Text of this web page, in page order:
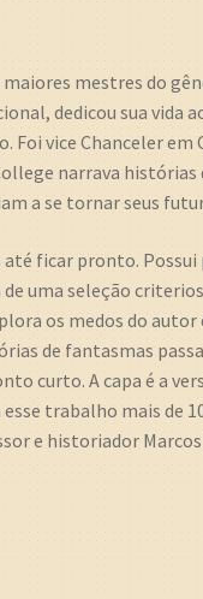
mestres do
dedicou sua vida
vice Chanceler em
narrava histórias
a se tornar seus
ficar pronto.
uma seleção
os medos do autor
de fantasmas
curto. A capa é a
trabalho mais de
e historiador Marcos